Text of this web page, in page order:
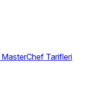
MasterChef Tarifleri